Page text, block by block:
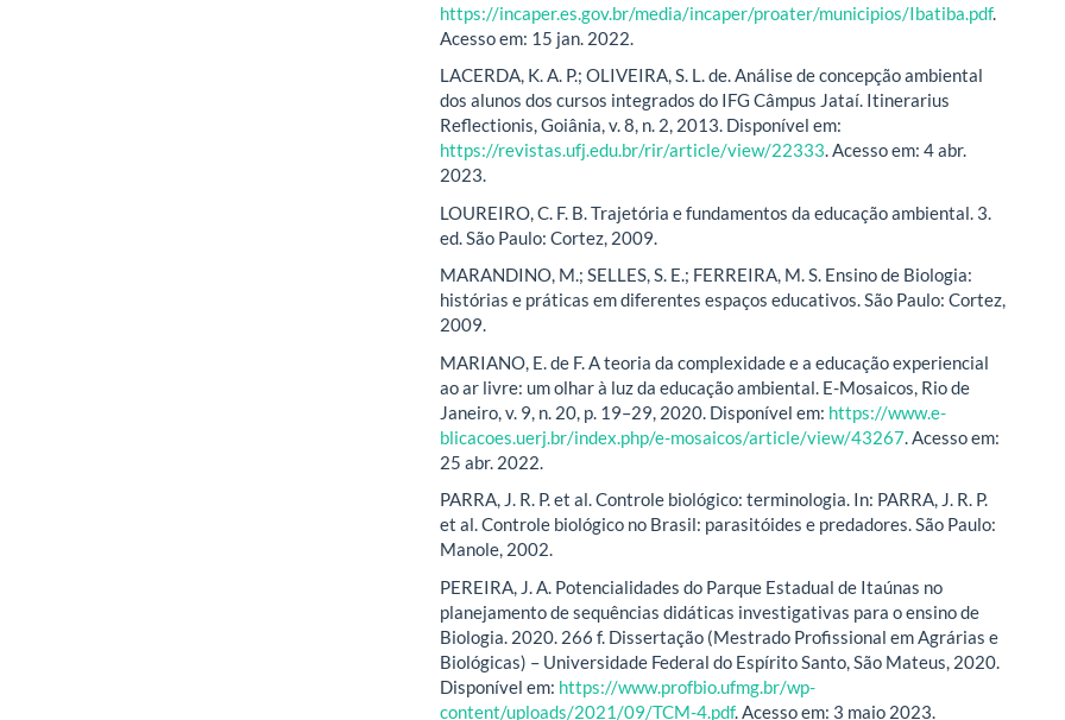
https://incaper.es.gov.br/media/incaper/proater/municipios/Ibatiba.pdf.
Acesso em: 15 jan. 2022.
LACERDA, K. A. P.; OLIVEIRA, S. L. de. Análise de concepção ambiental
dos alunos dos cursos integrados do IFG Câmpus Jataí. Itinerarius
Reflectionis, Goiânia, v. 8, n. 2, 2013. Disponível em:
https://revistas.ufj.edu.br/rir/article/view/22333. Acesso em: 4 abr.
2023.
LOUREIRO, C. F. B. Trajetória e fundamentos da educação ambiental. 3.
ed. São Paulo: Cortez, 2009.
MARANDINO, M.; SELLES, S. E.; FERREIRA, M. S. Ensino de Biologia:
histórias e práticas em diferentes espaços educativos. São Paulo: Cortez,
2009.
MARIANO, E. de F. A teoria da complexidade e a educação experiencial
ao ar livre: um olhar à luz da educação ambiental. E-Mosaicos, Rio de
Janeiro, v. 9, n. 20, p. 19–29, 2020. Disponível em: https://www.e-
blicacoes.uerj.br/index.php/e-mosaicos/article/view/43267 . Acesso em:
25 abr. 2022.
PARRA, J. R. P. et al. Controle biológico: terminologia. In: PARRA, J. R. P.
et al. Controle biológico no Brasil: parasitóides e predadores. São Paulo:
Manole, 2002.
PEREIRA, J. A. Potencialidades do Parque Estadual de Itaúnas no
planejamento de sequências didáticas investigativas para o ensino de
Biologia. 2020. 266 f. Dissertação (Mestrado Profissional em Agrárias e
Biológicas) – Universidade Federal do Espírito Santo, São Mateus, 2020.
Disponível em: https://www.profbio.ufmg.br/wp-
content/uploads/2021/09/TCM-4.pdf. Acesso em: 3 maio 2023.